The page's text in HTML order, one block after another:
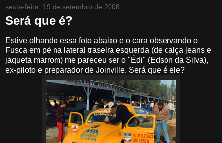
sexta-feira, 19 de setembro de 2008
Será que é?
Estive olhando essa foto abaixo e o cara observando o
Fusca em pé na lateral traseira esquerda (de calça jeans e
jaqueta marrom) me pareceu ser o "Édi" (Edson da Silva),
ex-piloto e preparador de Joinville. Será que é ele?